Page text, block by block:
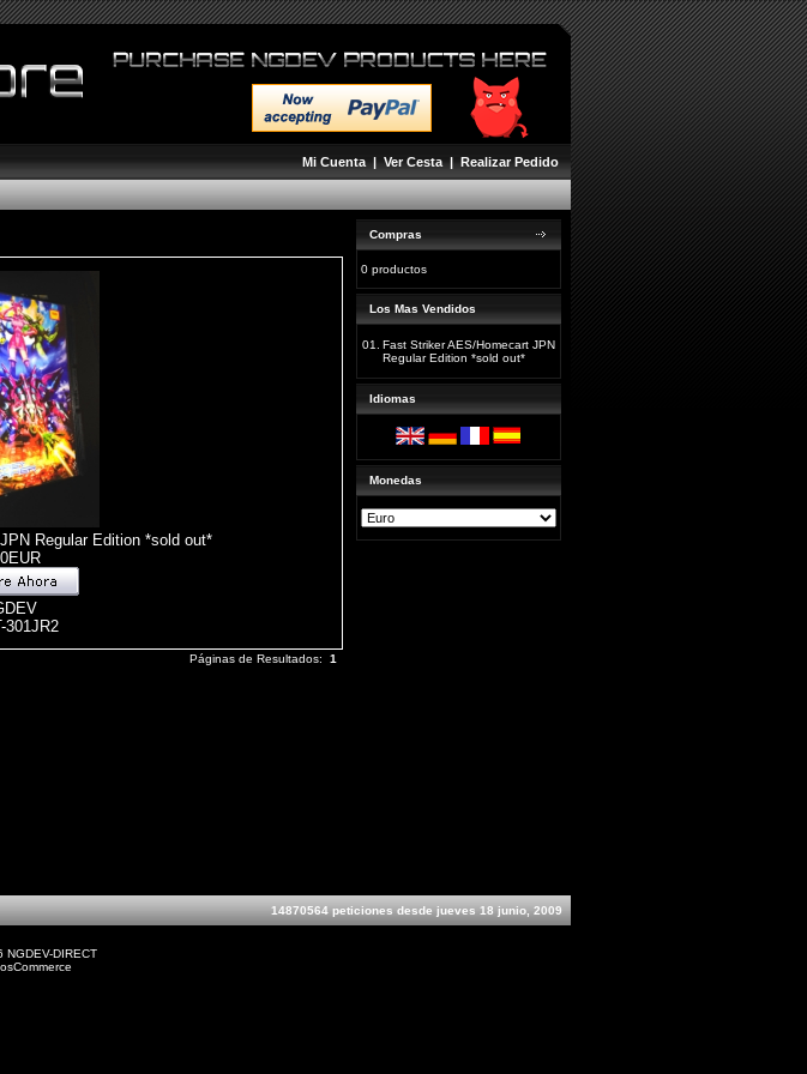
Mi Cuenta | Ver Cesta | Realizar Pedido
Regular Edition *sold out*
301JR2
Páginas de Resultados: 1
Compras
0 productos
Los Mas Vendidos
01.
Fast Striker AES/Homecart JPN
Regular Edition *sold out*
Idiomas
Monedas
14870564 peticiones desde jueves 18 junio, 2009
NGDEV-DIRECT
osCommerce